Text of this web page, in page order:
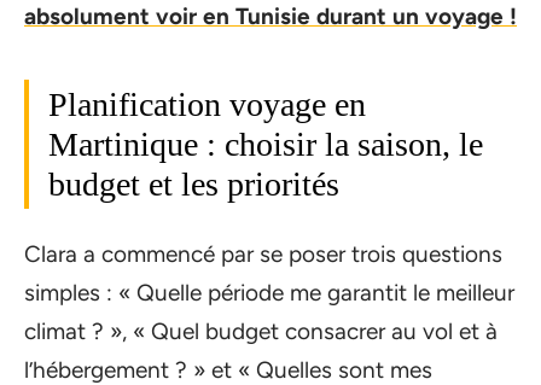
absolument voir en Tunisie durant un voyage !
Planification voyage en
Martinique : choisir la saison, le
budget et les priorités
Clara a commencé par se poser trois questions
simples : « Quelle période me garantit le meilleur
climat ? », « Quel budget consacrer au vol et à
l’hébergement ? » et « Quelles sont mes